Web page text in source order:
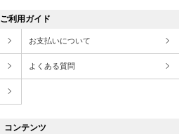
ご利用ガイド
お支払いについて
よくある質問
コンテンツ